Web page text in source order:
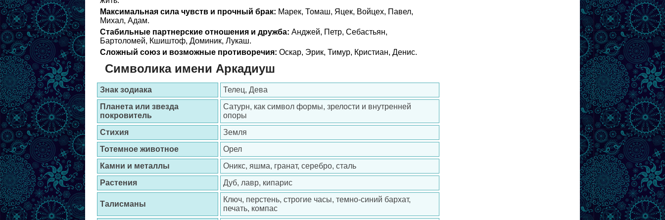
Максимальная сила чувств и прочный брак: Марек, Томаш, Яцек, Войцех, Павел,
Михал, Адам.
Стабильные партнерские отношения и дружба: Анджей, Петр, Себастьян,
Бартоломей, Кшиштоф, Доминик, Лукаш.
Сложный союз и возможные противоречия: Оскар, Эрик, Тимур, Кристиан, Денис.
Символика имени Аркадиуш
Знак зодиака
Телец, Дева
Планета или звезда
покровитель
Сатурн, как символ формы, зрелости и внутренней
опоры
Стихия
Земля
Тотемное животное
Орел
Камни и металлы
Оникс, яшма, гранат, серебро, сталь
Растения
Дуб, лавр, кипарис
Талисманы
Ключ, перстень, строгие часы, темно-синий бархат,
печать, компас